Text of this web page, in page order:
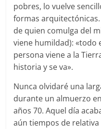
pobres, lo vuelve
formas
de quien comulga del
viene humildad): «todo
persona viene a la
historia y se va».
Nunca olvidaré una
durante un almuerzo
años 70. Aquel día
aún tiempos de